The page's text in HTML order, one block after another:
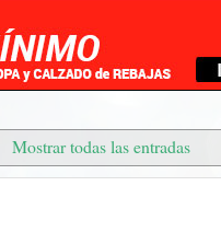
Mostrar todas las entradas